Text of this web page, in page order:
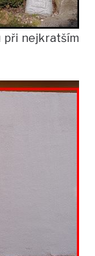
při nejkratším